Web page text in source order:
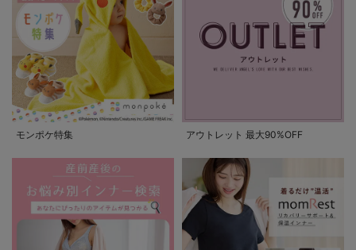
モンポケ特集 アウトレット 最大90%OFF